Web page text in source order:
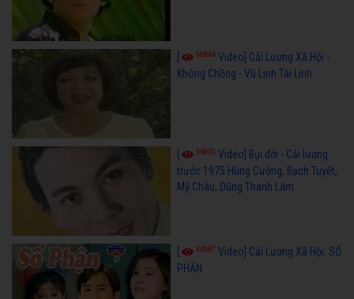
50846 Video] Cải Lương Xã Hội -
Không Chồng - Vũ Linh Tài Linh
36025 Video] Bụi đời - Cải lương
trước 1975 Hùng Cường, Bạch Tuyết,
Mỹ Châu, Dũng Thanh Lâm
34587 Video] Cải Lương Xã Hội: SỐ
PHẬN